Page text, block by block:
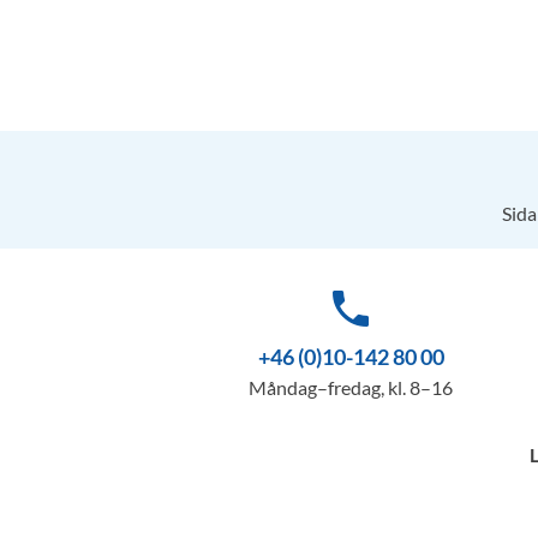
phone
+46 (0)10-142 80 00
Måndag–fredag, kl. 8–16